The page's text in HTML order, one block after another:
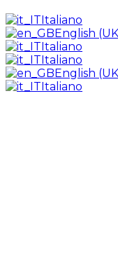
Italiano
English
Italiano
Italiano
English
Italiano